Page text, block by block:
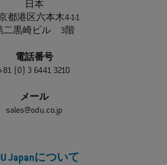
日本
都港区六本木4-1-1
二黒崎ビル 3階
電話番号
(0) 3 6441 3210
メール
sales@odu.co.jp
Japanについて